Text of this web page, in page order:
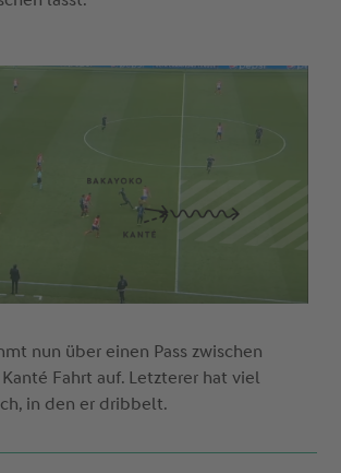
nun über einen Pass zwischen
Fahrt auf. Letzterer hat viel
in den er dribbelt.